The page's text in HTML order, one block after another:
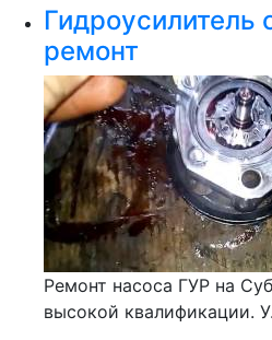
Гидроусилитель
ремонт
Ремонт насоса ГУР на
высокой квалификации.